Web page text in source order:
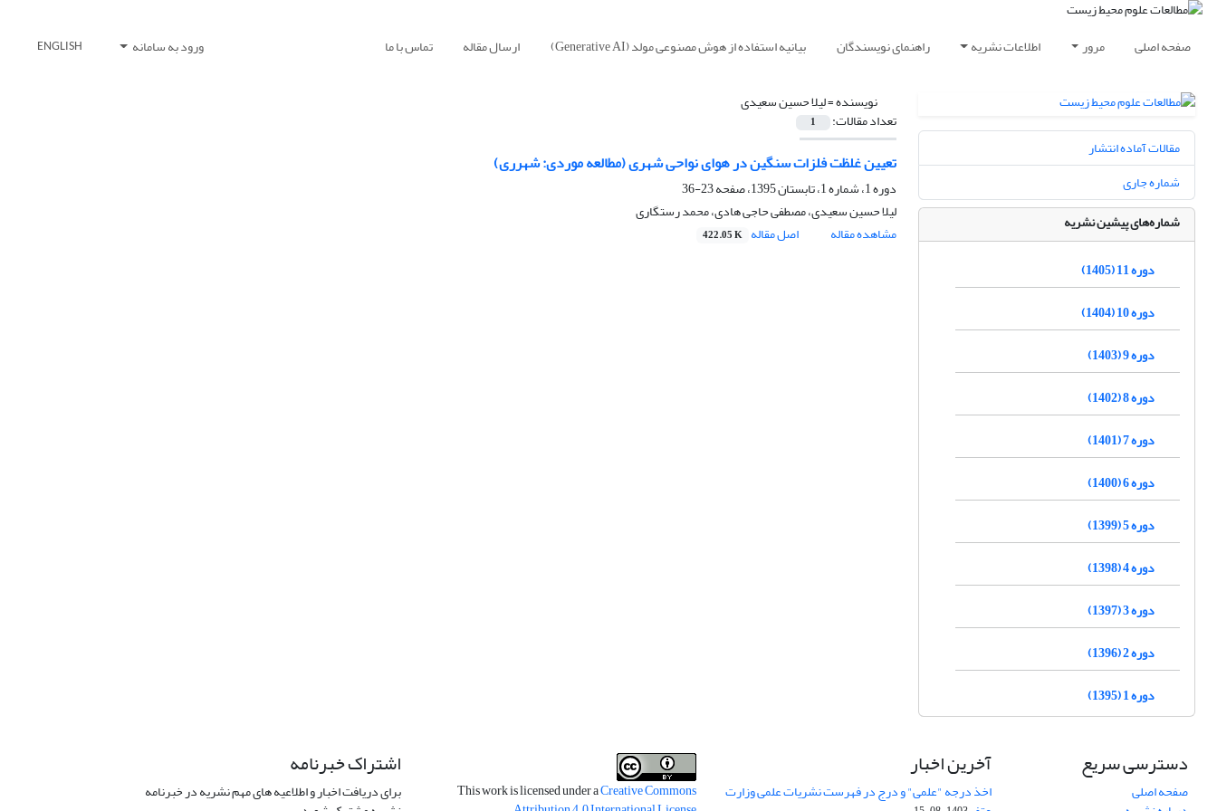
صفحه اصلی مرور اطلاعات نشریه راهنمای نویسندگان بیانیه استفاده از هوش مصنوعی مولد (Generative AI) ارسال مقاله تماس با ما ورود به سامانه ENGLISH
نویسنده =لیلا حسین سعیدی
تعداد مقالات: 1
تعیین غلظت فلزات سنگین در هوای نواحی شهری (مطالعه موردی: شهرری)
دوره 1، شماره 1، تابستان 1395، صفحه
23-36
لیلا حسین سعیدی، مصطفی حاجی هادی، محمد رستگاری
مشاهده مقاله
اصل مقاله 422.05 K
مقالات آماده انتشار
شماره جاری
شماره‌های پیشین نشریه
دوره 11 (1405)
دوره 10 (1404)
دوره 9 (1403)
دوره 8 (1402)
دوره 7 (1401)
دوره 6 (1400)
دوره 5 (1399)
دوره 4 (1398)
دوره 3 (1397)
دوره 2 (1396)
دوره 1 (1395)
دسترسی سریع
صفحه اصلی
آخرین اخبار
اخذ درجه "علمی" و درج در فهرست نشریات علمی وزارت This work is licensed under aCreative Commons
اشتراک خبرنامه
برای دریافت اخبار و اطلاعیه های مهم نشریه در خبرنامه